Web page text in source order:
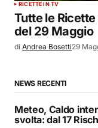
RICETTE IN TV
Tutte le
del 29 Maggio
di Andrea Bosetti29
NEWS RECENTI
Meteo, Caldo
svolta: dal 17